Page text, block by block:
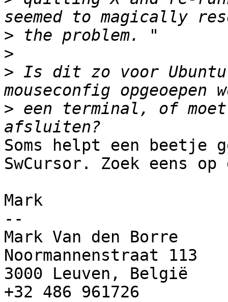
>
>
> Is dit zo voor Ubuntu
> een terminal, of
Soms helpt een beetje
SwCursor. Zoek eens
Mark
--
Mark Van den Borre
Noormannenstraat 113
3000 Leuven, België
+32 486 961726